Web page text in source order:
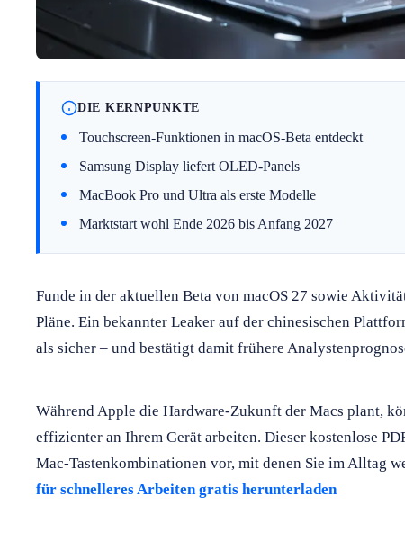
DIE KERNPUNKTE
Touchscreen-Funktionen in macOS-Beta entdeckt
Samsung Display liefert OLED-Panels
MacBook Pro und Ultra als erste Modelle
Marktstart wohl Ende 2026 bis Anfang 2027
Funde in der aktuellen Beta von macOS 27 sowie
Pläne. Ein bekannter Leaker auf der chinesischen
als sicher – und bestätigt damit frühere
Während Apple die Hardware-Zukunft der Macs plant,
effizienter an Ihrem Gerät arbeiten. Dieser kostenlose
Mac-Tastenkombinationen vor, mit denen Sie im Alltag
für schnelleres Arbeiten gratis herunterladen